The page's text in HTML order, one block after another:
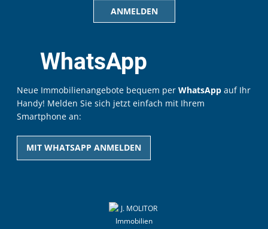
WhatsApp
Neue Immobilienangebote bequem per WhatsApp auf Ihr
Handy! Melden Sie sich jetzt einfach mit Ihrem
Smartphone an:
MIT WHATSAPP ANMELDEN